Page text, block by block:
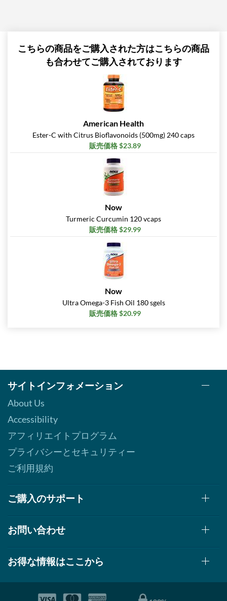
こちらの商品をご購入された方はこちらの商品
も合わせてご購入されております
American Health
Ester-C with Citrus Bioflavonoids (500mg) 240 caps
販売価格 $23.89
Now
Turmeric Curcumin 120 vcaps
販売価格 $29.99
Now
Ultra Omega-3 Fish Oil 180 sgels
販売価格 $20.99
サイトインフォメーション
About Us
Accessibility
アフィリエイトプログラム
プライバシーとセキュリティー
ご利用規約
ご購入のサポート
お問い合わせ
お得な情報はここから